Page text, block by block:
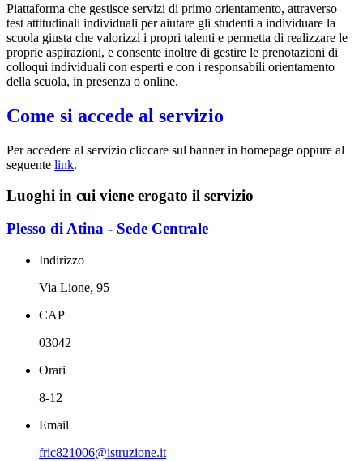
Piattaforma che gestisce servizi di primo orientamento, attraverso
test attitudinali individuali per aiutare gli studenti a individuare la
scuola giusta che valorizzi i propri talenti e permetta di realizzare le
proprie aspirazioni, e consente inoltre di gestire le prenotazioni di
colloqui individuali con esperti e con i responsabili orientamento
della scuola, in presenza o online.
Come si accede al servizio
Per accedere al servizio cliccare sul banner in homepage oppure al
seguente link.
Luoghi in cui viene erogato il servizio
Plesso di Atina - Sede Centrale
Indirizzo
Via Lione, 95
CAP
03042
Orari
8-12
Email
fric821006@istruzione.it